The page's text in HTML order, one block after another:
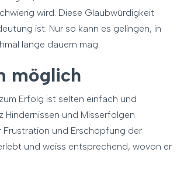
wird. Diese Glaubwürdigkeit
ist. Nur so kann es gelingen, in
lange dauern mag.
möglich
Erfolg ist selten einfach und
Hindernissen und Misserfolgen
Frustration und Erschöpfung der
und weiss entsprechend, wovon er